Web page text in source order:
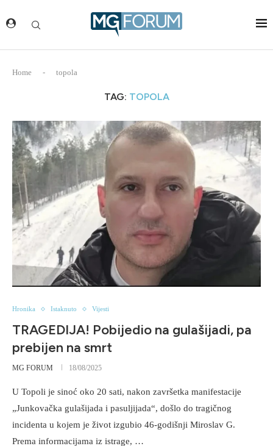
Home - topola
TAG: TOPOLA
Hronika Istaknuto Vijesti
TRAGEDIJA! Pobijedio na gulašijadi, pa
prebijen na smrt
MG FORUM 18/08/2025
U Topoli je sinoć oko 20 sati, nakon završetka manifestacije
„Junkovačka gulašijada i pasuljijada“, došlo do tragičnog
incidenta u kojem je život izgubio 46-godišnji Miroslav G.
Prema informacijama iz istrage, …